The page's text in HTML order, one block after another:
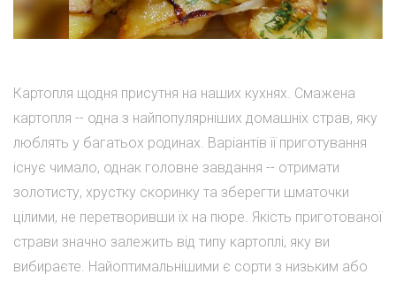
Картопля щодня присутня на наших кухнях. Смажена
картопля -- одна з найпопулярніших домашніх страв, яку
люблять у багатьох родинах. Варіантів її приготування
існує чимало, однак головне завдання -- отримати
золотисту, хрустку скоринку та зберегти шматочки
цілими, не перетворивши їх на пюре. Якість приготованої
страви значно залежить від типу картоплі, яку ви
вибираєте. Найоптимальнішими є сорти з низьким або